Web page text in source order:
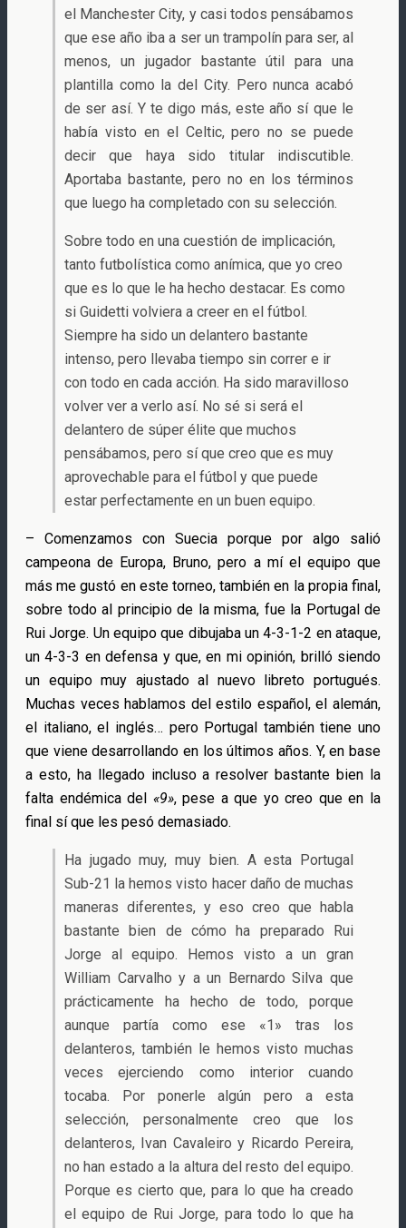
el Manchester City, y casi todos pensábamos
que ese año iba a ser un trampolín para ser, al
menos, un jugador bastante útil para una
plantilla como la del City. Pero nunca acabó
de ser así. Y te digo más, este año sí que le
había visto en el Celtic, pero no se puede
decir que haya sido titular indiscutible.
Aportaba bastante, pero no en los términos
que luego ha completado con su selección.
Sobre todo en una cuestión de implicación,
tanto futbolística como anímica, que yo creo
que es lo que le ha hecho destacar. Es como
si Guidetti volviera a creer en el fútbol.
Siempre ha sido un delantero bastante
intenso, pero llevaba tiempo sin correr e ir
con todo en cada acción. Ha sido maravilloso
volver ver a verlo así. No sé si será el
delantero de súper élite que muchos
pensábamos, pero sí que creo que es muy
aprovechable para el fútbol y que puede
estar perfectamente en un buen equipo.
– Comenzamos con Suecia porque por algo salió
campeona de Europa, Bruno, pero a mí el equipo que
más me gustó en este torneo, también en la propia final,
sobre todo al principio de la misma, fue la Portugal de
Rui Jorge. Un equipo que dibujaba un 4-3-1-2 en ataque,
un 4-3-3 en defensa y que, en mi opinión, brilló siendo
un equipo muy ajustado al nuevo libreto portugués.
Muchas veces hablamos del estilo español, el alemán,
el italiano, el inglés… pero Portugal también tiene uno
que viene desarrollando en los últimos años. Y, en base
a esto, ha llegado incluso a resolver bastante bien la
falta endémica del «9», pese a que yo creo que en la
final sí que les pesó demasiado.
Ha jugado muy, muy bien. A esta Portugal
Sub-21 la hemos visto hacer daño de muchas
maneras diferentes, y eso creo que habla
bastante bien de cómo ha preparado Rui
Jorge al equipo. Hemos visto a un gran
William Carvalho y a un Bernardo Silva que
prácticamente ha hecho de todo, porque
aunque partía como ese «1» tras los
delanteros, también le hemos visto muchas
veces ejerciendo como interior cuando
tocaba. Por ponerle algún pero a esta
selección, personalmente creo que los
delanteros, Ivan Cavaleiro y Ricardo Pereira,
no han estado a la altura del resto del equipo.
Porque es cierto que, para lo que ha creado
el equipo de Rui Jorge, para todo lo que ha